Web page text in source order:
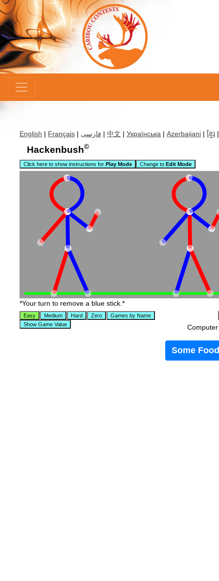
English | Français | فارسی | 中文 | Українська | Azerbaijani | ខ្មែរ
Hackenbush©
Click here to show instructions for Play Mode Change to Edit Mode
*Your turn to remove a blue stick.*
Some